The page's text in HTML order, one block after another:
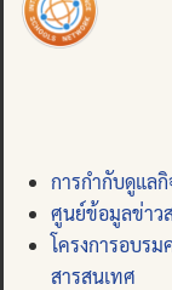
การกำกับดูแล
ศูนย์ข้อมูลข่าว
โครงการอบรม
สารสนเทศ